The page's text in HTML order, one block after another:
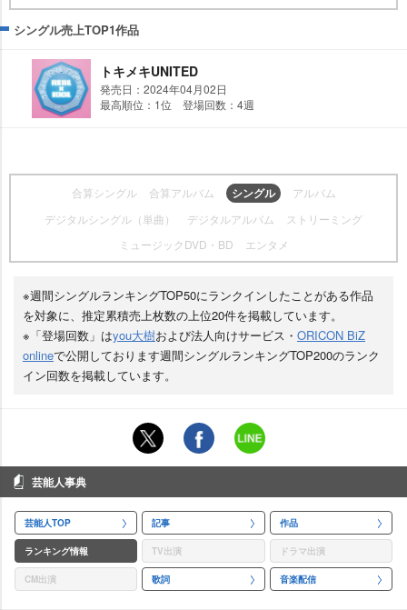
シングル売上TOP1作品
トキメキUNITED
発売日：2024年04月02日
最高順位：1位 登場回数：4週
合算シングル 合算アルバム シングル
アルバム
デジタルシングル（単曲）
デジタルアルバム
ストリーミング
ミュージックDVD・BD
エンタメ
※週間シングルランキングTOP50にランクインしたことがある作品
を対象に、推定累積売上枚数の上位20件を掲載しています。
※「登場回数」はyou大樹および法人向けサービス・ ORICON BiZ
onlineで公開しております週間シングルランキングTOP200のランク
イン回数を掲載しています。
芸能人事典
芸能人TOP 記事 作品
ランキング情報 TV出演 ドラマ出演
CM出演 歌詞 音楽配信